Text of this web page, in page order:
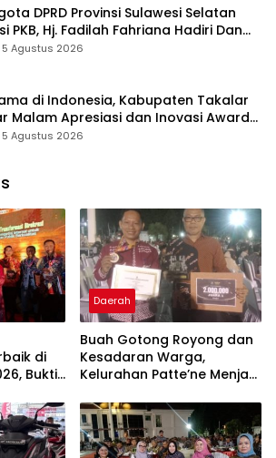
DPRD Provinsi Sulawesi Selatan
PKB, Hj. Fadilah Fahriana Hadiri Dan
: Takalar Menyalakan Lentera
5 Agustus 2026
di Indonesia, Kabupaten Takalar
Malam Apresiasi dan Inovasi Award
Panggung Penghargaan bagi
5 Agustus 2026
di
Bukti
Daerah
Buah Gotong Royong dan
Kesadaran Warga,
Kelurahan Patte’ne Menjadi
2026